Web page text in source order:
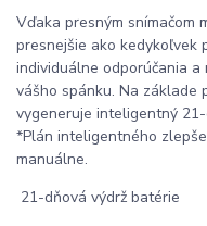
Vďaka presným snímačom
presnejšie ako kedykoľvek
individuálne odporúčania
vášho spánku. Na základe
vygeneruje inteligentný
*Plán inteligentného
manuálne.
21-dňová výdrž batérie